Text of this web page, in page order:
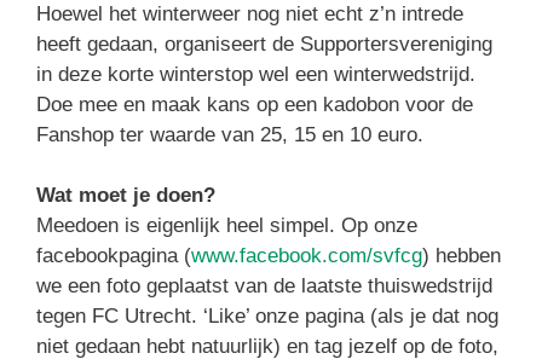
Hoewel het winterweer nog niet echt z’n intrede
heeft gedaan, organiseert de Supportersvereniging
in deze korte winterstop wel een winterwedstrijd.
Doe mee en maak kans op een kadobon voor de
Fanshop ter waarde van 25, 15 en 10 euro.
Wat moet je doen?
Meedoen is eigenlijk heel simpel. Op onze
facebookpagina (www.facebook.com/svfcg) hebben
we een foto geplaatst van de laatste thuiswedstrijd
tegen FC Utrecht. ‘Like’ onze pagina (als je dat nog
niet gedaan hebt natuurlijk) en tag jezelf op de foto,